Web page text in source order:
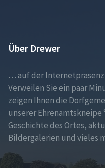
Über Drewer
… auf der Internetpräsenz
Verweilen Sie ein paar
zeigen Ihnen die
unserer Ehrenamtskneipe
Geschichte des Ortes,
Bildergalerien und vieles